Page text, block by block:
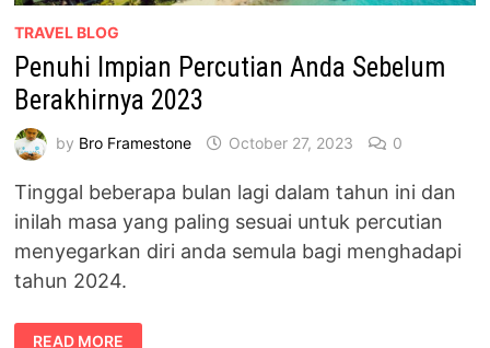
TRAVEL BLOG
Penuhi Impian Percutian Anda Sebelum
Berakhirnya 2023
by Bro Framestone October 27, 2023 0
Tinggal beberapa bulan lagi dalam tahun ini dan
inilah masa yang paling sesuai untuk percutian
menyegarkan diri anda semula bagi menghadapi
tahun 2024.
PENUHI
READ MORE